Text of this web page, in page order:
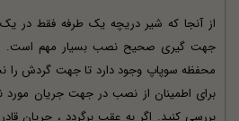
از آنجا که شیر دریچه یک طرفه فقط در
جهت گیری صحیح نصب بسیار مهم است.
محفظه سوپاپ وجود دارد تا جهت گردش را
برای اطمینان از نصب در جهت جریان مورد
بررسی کنید. اگر به عقب برگردد ، جریان